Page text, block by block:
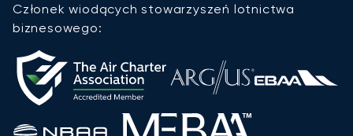
Członek wiodących stowarzyszeń lotnictwa
biznesowego: